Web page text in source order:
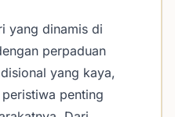
yang dinamis di
perpaduan
yang kaya,
penting